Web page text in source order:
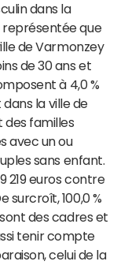
dans la
représentée que
de Varmonzey
de 30 ans et
à 4,0 %
dans la ville de
des familles
avec un ou
sans enfant.
219 euros contre
surcroît, 100,0 %
des cadres et
tenir compte
celui de la